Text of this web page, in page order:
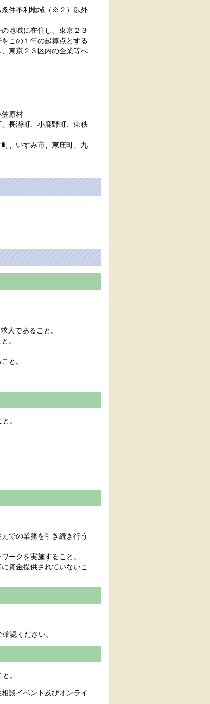
条件不利地域（※２）以外
地域に在住し、東京２３
この１年の起算点とする
東京２３区内の企業等へ
原村
長瀞町、小鹿野町、東秩
、いすみ市、東庄町、九
人であること。
。
と。
。
での業務を引き続き行う
ークを実施すること。
資金提供されていないこ
認ください。
。
談イベント及びオンライ